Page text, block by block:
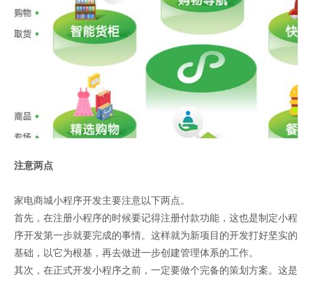
注意两点
家电商城小程序开发主要注意以下两点。
首先，在注册小程序的时候要记得注册付款功能，这也是制定小程
序开发第一步就要完成的事情。这样就为新项目的开发打好坚实的
基础，以它为根基，再去做进一步创建管理体系的工作。
其次，在正式开发小程序之前，一定要做个完备的策划方案。这是